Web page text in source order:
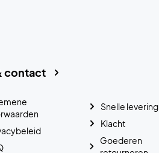
contact
Snelle levering
Klacht
Goederen